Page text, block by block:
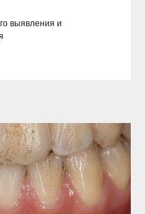
выявления и